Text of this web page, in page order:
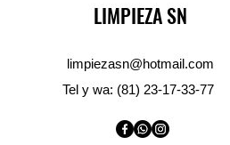
LIMPIEZA SN
limpiezasn@hotmail.com
Tel y wa: (81) 23-17-33-77